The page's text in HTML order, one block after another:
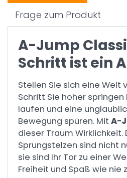
Frage zum Produkt
A-Jump
Schritt ist ein
Stellen Sie sich eine Welt
Schritt Sie höher
laufen und eine
Bewegung spüren. Mit A-
dieser Traum Wirklichkeit.
Sprungstelzen sind nicht
sie sind Ihr Tor zu einer
Freiheit und Spaß wie nie